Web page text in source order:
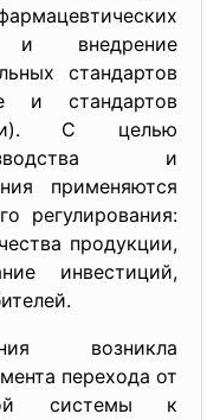
и внедрение
стандартов
и стандартов
С целью
и
применяются
регулирования:
продукции,
инвестиций,
возникла
перехода от
системы к